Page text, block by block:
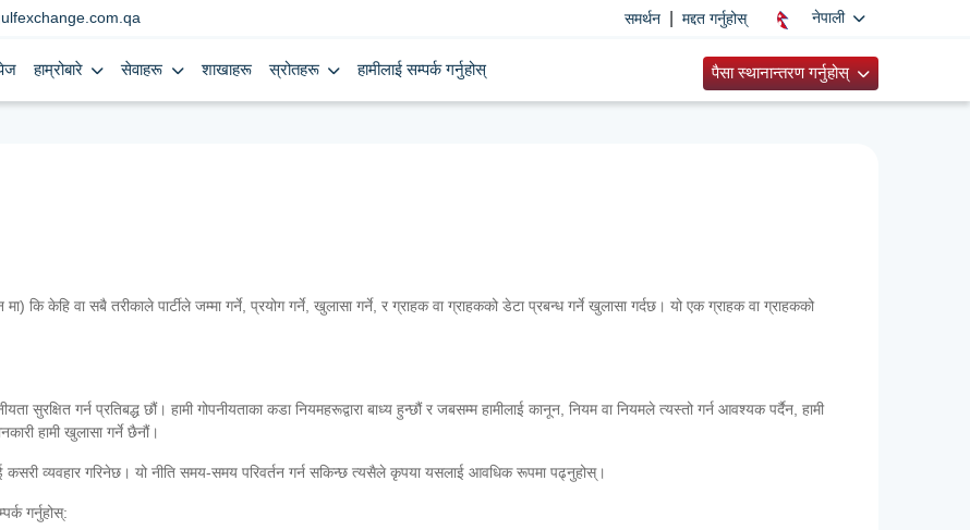
समर्थन मद्दत गर्नुहोस् नेपाली
हाम्रोबारे सेवाहरू शाखाहरू स्रोतहरू हामीलाई सम्पर्क गर्नुहोस् पैसा स्थानान्तरण गर्नुहोस्
कि केहि वा सबै तरीकाले पार्टीले जम्मा गर्ने, प्रयोग गर्ने, खुलासा गर्ने, र ग्राहक वा ग्राहकको डेटा प्रबन्ध गर्ने खुलासा गर्दछ। यो एक ग्राहक वा ग्राहकको
सुरक्षित गर्न प्रतिबद्ध छौं। हामी गोपनीयताका कडा नियमहरूद्वारा बाध्य हुन्छौं र जबसम्म हामीलाई कानून, नियम वा नियमले त्यस्तो गर्न आवश्यक पर्दैन, हामी
हामी खुलासा गर्ने छैनौं।
कसरी व्यवहार गरिनेछ। यो नीति समय-समय परिवर्तन गर्न सकिन्छ त्यसैले कृपया यसलाई आवधिक रूपमा पढ्नुहोस्।
गर्नुहोस्: